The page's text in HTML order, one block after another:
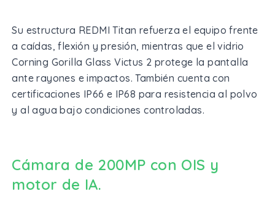
Su estructura REDMI Titan refuerza el equipo frente
a caídas, flexión y presión, mientras que el vidrio
Corning Gorilla Glass Victus 2 protege la pantalla
ante rayones e impactos. También cuenta con
certificaciones IP66 e IP68 para resistencia al polvo
y al agua bajo condiciones controladas.
Cámara de 200MP con OIS y
motor de IA.